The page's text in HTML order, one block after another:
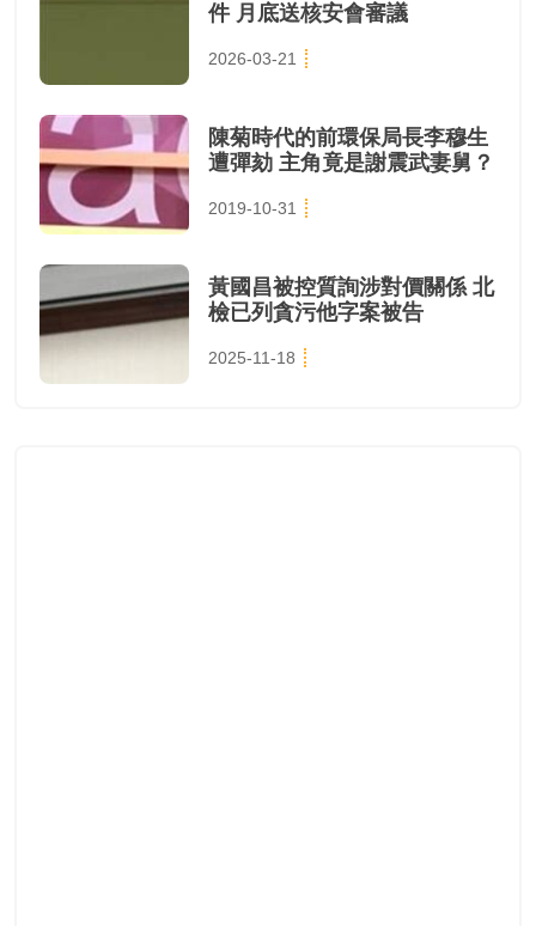
件 月底送核安會審議
2026-03-21
陳菊時代的前環保局長李穆生
遭彈劾 主角竟是謝震武妻舅？
2019-10-31
黃國昌被控質詢涉對價關係 北
檢已列貪污他字案被告
2025-11-18